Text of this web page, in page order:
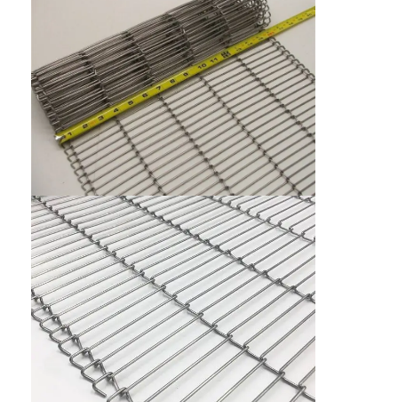
गुणवत्ता नियंत्रण
हमसे संपर्क करें
समाचार
सभी मामलों
स्टेनलेस स्टील जाल बेल्ट
सर्पिल वायर मेष
उच्च तापमान वायर मेष
खाद्य जाल बेल्ट